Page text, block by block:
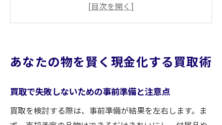
雛人形の買取相場を知り賢く現金化する方
信頼できる買取で資産最大化を目指す方法
骨董品の高価買取を実現する秘訣を解説
福山で骨董品買取を依頼する際の流れ解説
あなたの物を賢く現金化する買取術
買取で失敗しないための事前準備と注意点
買取を検討する際は、事前準備が結果を左右します。ま